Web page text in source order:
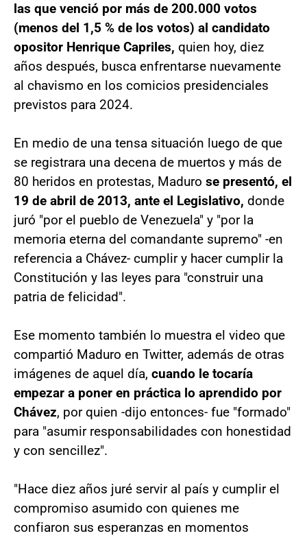
las que venció por más de 200.000 votos
(menos del 1,5 % de los votos) al candidato
opositor Henrique Capriles, quien hoy, diez
años después, busca enfrentarse nuevamente
al chavismo en los comicios presidenciales
previstos para 2024.
En medio de una tensa situación luego de que
se registrara una decena de muertos y más de
80 heridos en protestas, Maduro se presentó, el
19 de abril de 2013, ante el Legislativo, donde
juró "por el pueblo de Venezuela" y "por la
memoria eterna del comandante supremo" -en
referencia a Chávez- cumplir y hacer cumplir la
Constitución y las leyes para "construir una
patria de felicidad".
Ese momento también lo muestra el video que
compartió Maduro en Twitter, además de otras
imágenes de aquel día, cuando le tocaría
empezar a poner en práctica lo aprendido por
Chávez, por quien -dijo entonces- fue "formado"
para "asumir responsabilidades con honestidad
y con sencillez".
"Hace diez años juré servir al país y cumplir el
compromiso asumido con quienes me
confiaron sus esperanzas en momentos